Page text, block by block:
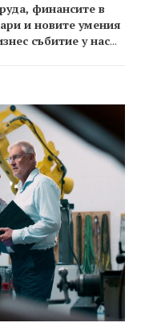
финансите в
и новите умения
събитие у нас...